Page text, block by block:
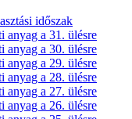
időszak
anyag a 31. ülésre
anyag a 30. ülésre
anyag a 29. ülésre
anyag a 28. ülésre
anyag a 27. ülésre
anyag a 26. ülésre